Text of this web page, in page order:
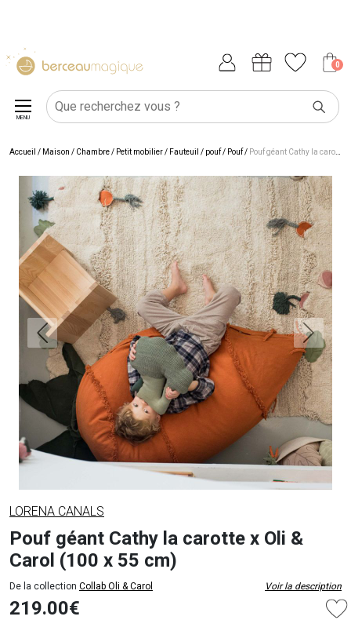
0
MENU
Accueil / Maison / Chambre/ Petit mobilier/ Fauteuil / pouf/ Pouf/ Pouf géant Cathy la carotte x Oli & Carol (100 x 55 cm)
LORENA CANALS
Pouf géant Cathy la carotte x Oli &
Carol (100 x 55 cm)
De la collection Collab Oli & Carol Voir la description
219.00€